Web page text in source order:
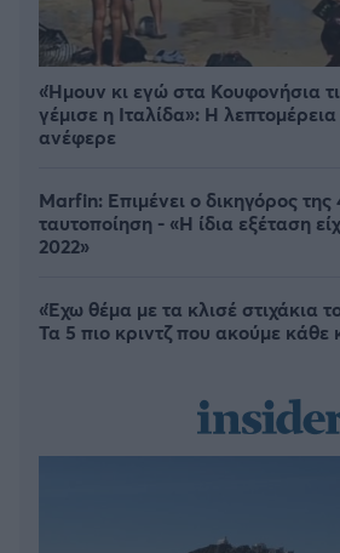
«Ήμουν κι εγώ στα Κουφονήσια
γέμισε η Ιταλίδα»: Η
ανέφερε
Marfin: Επιμένει ο δικηγόρος της
ταυτοποίηση - «Η ίδια εξέταση
2022»
«Έχω θέμα με τα κλισέ στιχάκια
Τα 5 πιο κριντζ που ακούμε κάθε